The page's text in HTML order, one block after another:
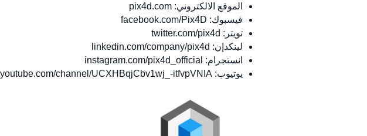
الموقع الالكتروني: pix4d.com
فيسبوك: facebook.com/Pix4D
تويتر: twitter.com/pix4d
لينكدإن: linkedin.com/company/pix4d
انستجرام: instagram.com/pix4d_official
يوتيوب: youtube.com/channel/UCXHBqjCbv1wj_-itfvpVNIA